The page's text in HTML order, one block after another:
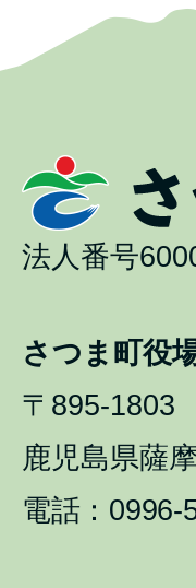
法人番号
さつま町役
〒895-1803
鹿児島県薩
電話：